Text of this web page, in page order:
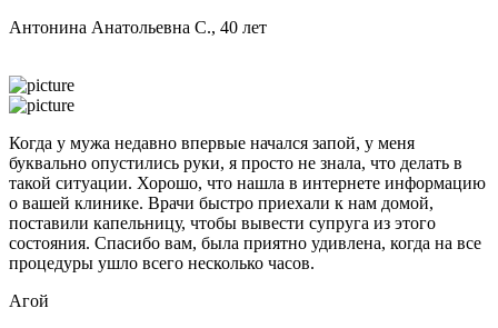
Антонина Анатольевна С., 40 лет
Когда у мужа недавно впервые начался запой, у меня
буквально опустились руки, я просто не знала, что делать в
такой ситуации. Хорошо, что нашла в интернете информацию
о вашей клинике. Врачи быстро приехали к нам домой,
поставили капельницу, чтобы вывести супруга из этого
состояния. Спасибо вам, была приятно удивлена, когда на все
процедуры ушло всего несколько часов.
Агой